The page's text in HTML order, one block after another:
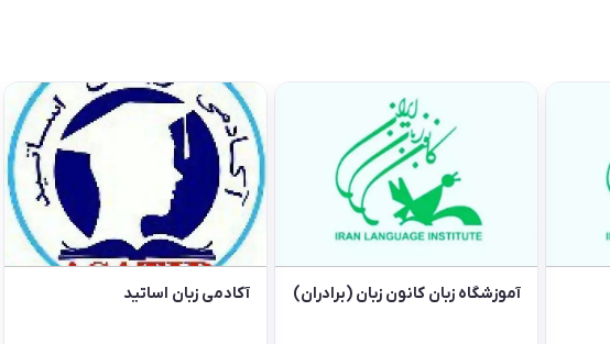
آموزشگاه زبان کانون زبان (برادران) آکادمی زبان اساتید